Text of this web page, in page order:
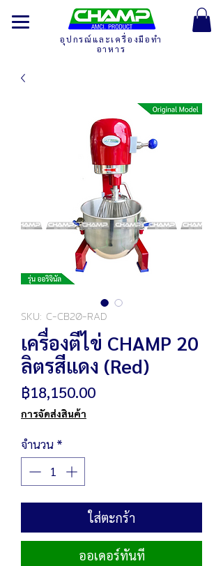
อุปกรณ์และเครื่องมือทำ
อาหาร
SKU: C-CB20-RAD
เครื่องตีไข่ CHAMP 20
ลิตรสีแดง (Red)
฿18,150.00ราคา
การจัดส่งสินค้า
จำนวน *
ใส่ตะกร้า
ออเดอร์ทันที